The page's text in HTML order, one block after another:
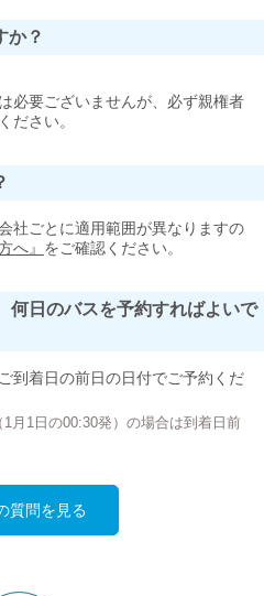
か？
必要ございませんが、必ず親権者
ださい。
社ごとに適用範囲が異なりますの
へ』 をご確認ください。
何日のバスを予約すればよいで
到着日の前日の日付でご予約くだ
月1日の00:30発）の場合は到着日前
質問を見る